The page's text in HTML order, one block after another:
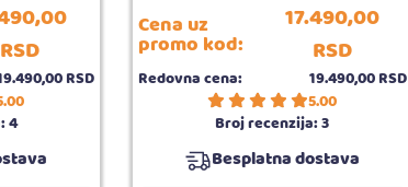
00
RSD
00RSD
4
Cena uz
promo kod:
17.490,00
RSD
Redovna cena: 19.490,00RSD
5.00
Broj recenzija:3
Besplatna dostava